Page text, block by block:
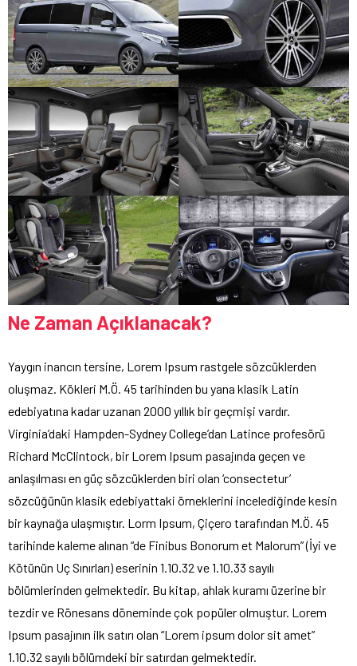
Ne Zaman Açıklanacak?
Yaygın inancın tersine, Lorem Ipsum rastgele sözcüklerden
oluşmaz. Kökleri M.Ö. 45 tarihinden bu yana klasik Latin
edebiyatına kadar uzanan 2000 yıllık bir geçmişi vardır.
Virginia’daki Hampden-Sydney College’dan Latince profesörü
Richard McClintock, bir Lorem Ipsum pasajında geçen ve
anlaşılması en güç sözcüklerden biri olan ‘consectetur’
sözcüğünün klasik edebiyattaki örneklerini incelediğinde kesin
bir kaynağa ulaşmıştır. Lorm Ipsum, Çiçero tarafından M.Ö. 45
tarihinde kaleme alınan “de Finibus Bonorum et Malorum” (İyi ve
Kötünün Uç Sınırları) eserinin 1.10.32 ve 1.10.33 sayılı
bölümlerinden gelmektedir. Bu kitap, ahlak kuramı üzerine bir
tezdir ve Rönesans döneminde çok popüler olmuştur. Lorem
Ipsum pasajının ilk satırı olan “Lorem ipsum dolor sit amet”
1.10.32 sayılı bölümdeki bir satırdan gelmektedir.